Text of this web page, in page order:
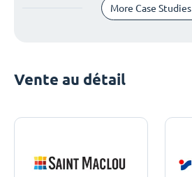
More Case Studies
Vente au détail